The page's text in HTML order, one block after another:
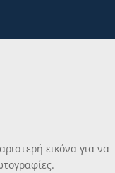
εικόνα για να